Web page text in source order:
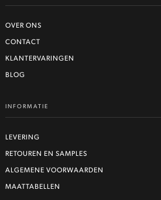
OVER ONS
CONTACT
KLANTERVARINGEN
BLOG
INFORMATIE
LEVERING
RETOUREN EN SAMPLES
ALGEMENE VOORWAARDEN
MAATTABELLEN